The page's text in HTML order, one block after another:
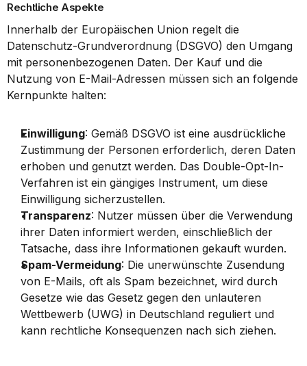
Rechtliche Aspekte
Innerhalb der Europäischen Union regelt die
Datenschutz-Grundverordnung (DSGVO) den Umgang
mit personenbezogenen Daten. Der Kauf und die
Nutzung von E-Mail-Adressen müssen sich an folgende
Kernpunkte halten:
Einwilligung: Gemäß DSGVO ist eine ausdrückliche
Zustimmung der Personen erforderlich, deren Daten
erhoben und genutzt werden. Das Double-Opt-In-
Verfahren ist ein gängiges Instrument, um diese
Einwilligung sicherzustellen.
Transparenz: Nutzer müssen über die Verwendung
ihrer Daten informiert werden, einschließlich der
Tatsache, dass ihre Informationen gekauft wurden.
Spam-Vermeidung: Die unerwünschte Zusendung
von E-Mails, oft als Spam bezeichnet, wird durch
Gesetze wie das Gesetz gegen den unlauteren
Wettbewerb (UWG) in Deutschland reguliert und
kann rechtliche Konsequenzen nach sich ziehen.